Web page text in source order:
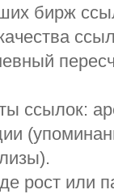
бирж
ссылок:
рост или